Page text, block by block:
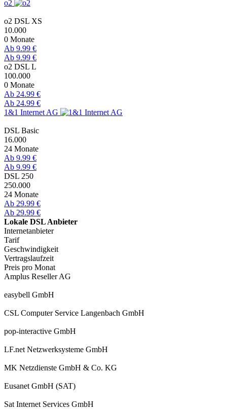
o2
o2 DSL XS
10.000
0 Monate
Ab 9.99 €
Ab 9.99 €
o2 DSL L
100.000
0 Monate
Ab 24.99 €
Ab 24.99 €
1&1 Internet AG
DSL Basic
16.000
24 Monate
Ab 9.99 €
Ab 9.99 €
DSL 250
250.000
24 Monate
Ab 29.99 €
Ab 29.99 €
Lokale DSL Anbieter
Internetanbieter
Tarif
Geschwindigkeit
Vertragslaufzeit
Preis pro Monat
Amplus Reseller AG
easybell GmbH
CSL Computer Service Langenbach GmbH
pop-interactive GmbH
LF.net Netzwerksysteme GmbH
MK Netzdienste GmbH & Co. KG
Eusanet GmbH (SAT)
Sat Internet Services GmbH